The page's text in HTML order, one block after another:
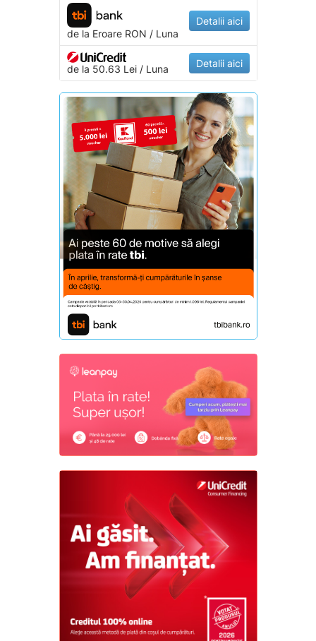
de la EroareRON / Luna
Detalii aici
de la 50.63 Lei / Luna Detalii aici